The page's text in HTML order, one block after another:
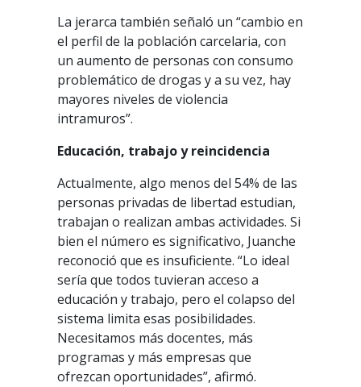
La jerarca también señaló un “cambio en
el perfil de la población carcelaria, con
un aumento de personas con consumo
problemático de drogas y a su vez, hay
mayores niveles de violencia
intramuros”.
Educación, trabajo y reincidencia
Actualmente, algo menos del 54% de las
personas privadas de libertad estudian,
trabajan o realizan ambas actividades. Si
bien el número es significativo, Juanche
reconoció que es insuficiente. “Lo ideal
sería que todos tuvieran acceso a
educación y trabajo, pero el colapso del
sistema limita esas posibilidades.
Necesitamos más docentes, más
programas y más empresas que
ofrezcan oportunidades”, afirmó.